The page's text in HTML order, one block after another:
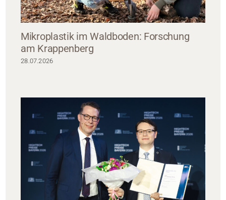
Mikroplastik im Waldboden: Forschung
am Krappenberg
28.07.2026